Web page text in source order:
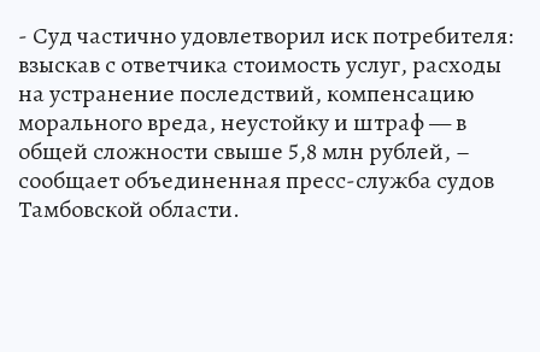
- Суд частично удовлетворил иск потребителя:
взыскав с ответчика стоимость услуг, расходы
на устранение последствий, компенсацию
морального вреда, неустойку и штраф — в
общей сложности свыше 5,8 млн рублей, –
сообщает объединенная пресс-служба судов
Тамбовской области.